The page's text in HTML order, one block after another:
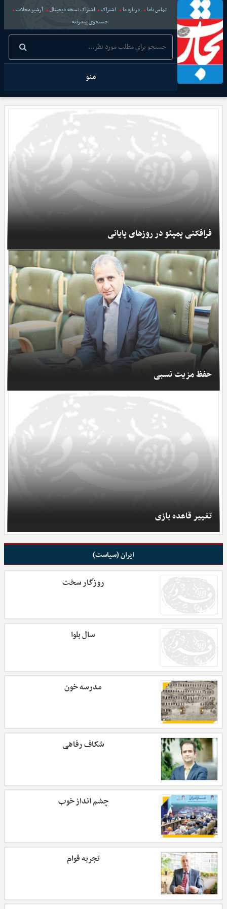
تماس باما درباره ما اشتراک اشتراک نسخه دیجیتال
آرشیو مجلات
جستجوی پیشرفته
منو
فرافکنی پمپئو در روزهای پایانی
حفظ مزیت نسبی
تغییر قاعده بازی
ایران (سیاست)
روزگار سخت
سال بلوا
مدرسه خون
شکاف رفاهی
چشم انداز خوب
تجربه قوام